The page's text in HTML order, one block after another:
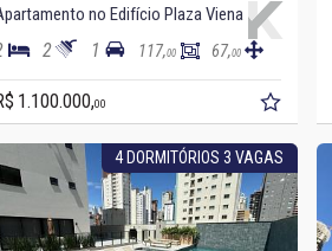
no Edifício Plaza Viena
2 1 117,00 67,00
1.100.000,00
4 DORMITÓRIOS 3 VAGAS